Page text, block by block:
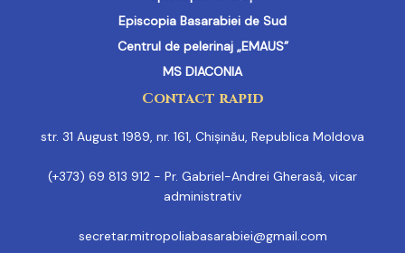
Episcopia Basarabiei de Sud
Centrul de pelerinaj „EMAUS”
MS DIACONIA
Contact rapid
str. 31 August 1989, nr. 161, Chișinău, Republica Moldova
(+373) 69 813 912 - Pr. Gabriel-Andrei Gherasă, vicar
administrativ
secretar.mitropoliabasarabiei@gmail.com